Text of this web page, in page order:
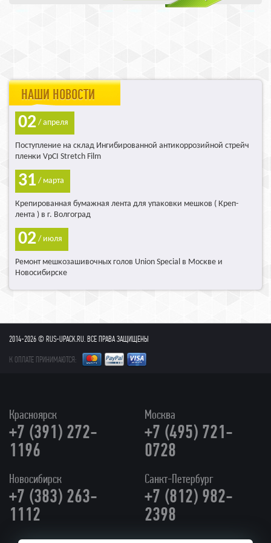
НАШИ НОВОСТИ
02 / апреля
Поступление на склад Ингибированной антикоррозийной стрейч
пленки VpCI Stretch Film
31 / марта
Крепированная бумажная лента для упаковки мешков ( Креп-
лента ) в г. Волгоград
02 / июля
Ремонт мешкозашивочных голов Union Special в Москве и
Новосибирске
2014-2026 © RUS-UPACK.RU. ВСЕ ПРАВА ЗАЩИЩЕНЫ
К ОПЛАТЕ ПРИНИМАЮТСЯ:
Красноярск
+7 (391) 272-
1196
Москва
+7 (495) 721-
0728
Новосибирск
+7 (383) 263-
1112
Санкт-Петербург
+7 (812) 982-
2398